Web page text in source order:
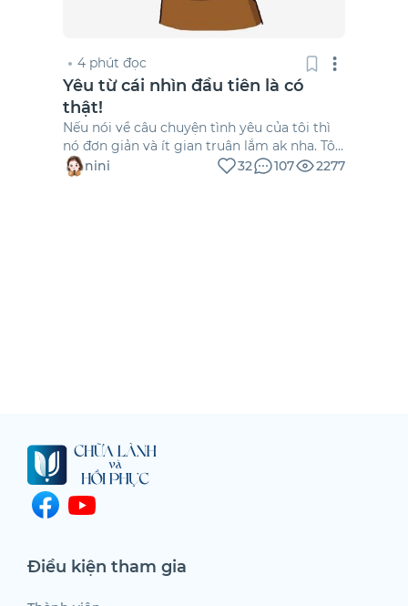
4 phút đọc
Yêu từ cái nhìn đầu tiên là có
thật!
Nếu nói về câu chuyện tình yêu của tôi thì
nó đơn giản và ít gian truân lắm ak nha. Tôi
một cô gái dễ thương và đáng yêu
nini 32 107 2277
Điều kiện tham gia